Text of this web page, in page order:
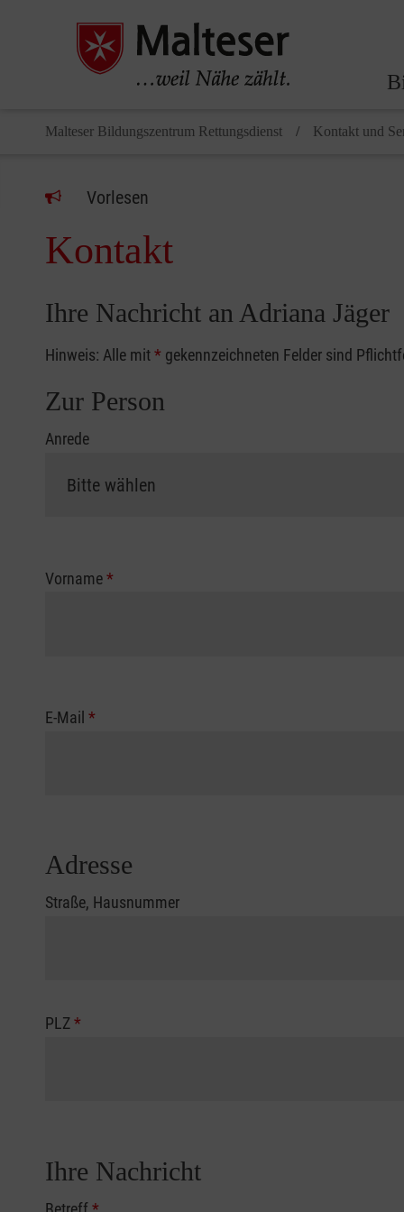
Malteser Bildungszentrum Rettungsdienst Kontakt und
Vorlesen
Kontakt
Ihre Nachricht an Adriana Jäger
Hinweis: Alle mit* gekennzeichneten Felder sind
Zur Person
Anrede
Vorname*
E-Mail *
Adresse
Straße, Hausnummer
PLZ*
Ihre Nachricht